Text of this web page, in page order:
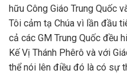
hữu Công Giáo Trung Quốc
Tôi cảm tạ Chúa vì lần đầu
cả các GM Trung Quốc đều
Kế Vị Thánh Phêrô và với
thể nói lên điều đó là có sự